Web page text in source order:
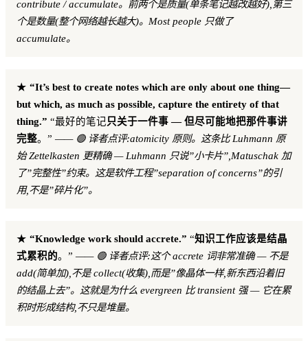
contribute / accumulate。前两个是质量(单条笔记越改越好),第三
个是数量(整个网络越长越大)。Most people 只做了
accumulate。
★ “It’s best to create notes which are only about one thing—
but which, as much as possible, capture the entirety of that
thing.” “最好的笔记只关于一件事 — 但尽可能地把那件事讲
完整。” —— 🟢 译者点评:atomicity 原则。这条比 Luhmann 原
始 Zettelkasten 更精确 — Luhmann 只说”小卡片”,Matuschak 加
了”完整性”约束。这是软件工程”separation of concerns”的引
用,不是”碎片化”。
★ “Knowledge work should accrete.” “知识工作应该是结晶
式累积的。” —— 🟢 译者点评:这个 accrete 词非常准确 — 不是
add(简单加),不是 collect(收集),而是”像晶体一样,新东西沿着旧
的结晶上去”。这就是为什么 evergreen 比 transient 强 — 它在累
积时形成结构,不只是堆量。